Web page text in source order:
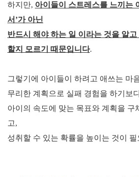
하지만, 아이들이 스트레스를 느끼는
서 ’가 아닌
반드시 해야 하는 일 이라는 것을 알
할지 모르기 때문입니다.
그렇기에 아이들이 하려고 애쓰는 마
무리한 계획으로 실패 경험을 하기보
아이의 속도에 맞는 목표와 계획을 구
고,
성취할 수 있는 확률을 높이는 것이